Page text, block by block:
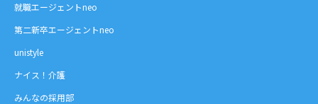
就職エージェントneo
第二新卒エージェントneo
unistyle
ナイス！介護
みんなの採用部